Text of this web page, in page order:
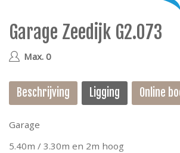
Garage Zeedijk G2.073
Max. 0
Beschrijving Ligging Online
Garage
5.40m / 3.30m en 2m hoog